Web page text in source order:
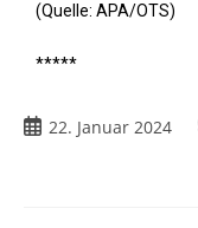
(Quelle: APA/OTS)
*****
22. Januar 2024